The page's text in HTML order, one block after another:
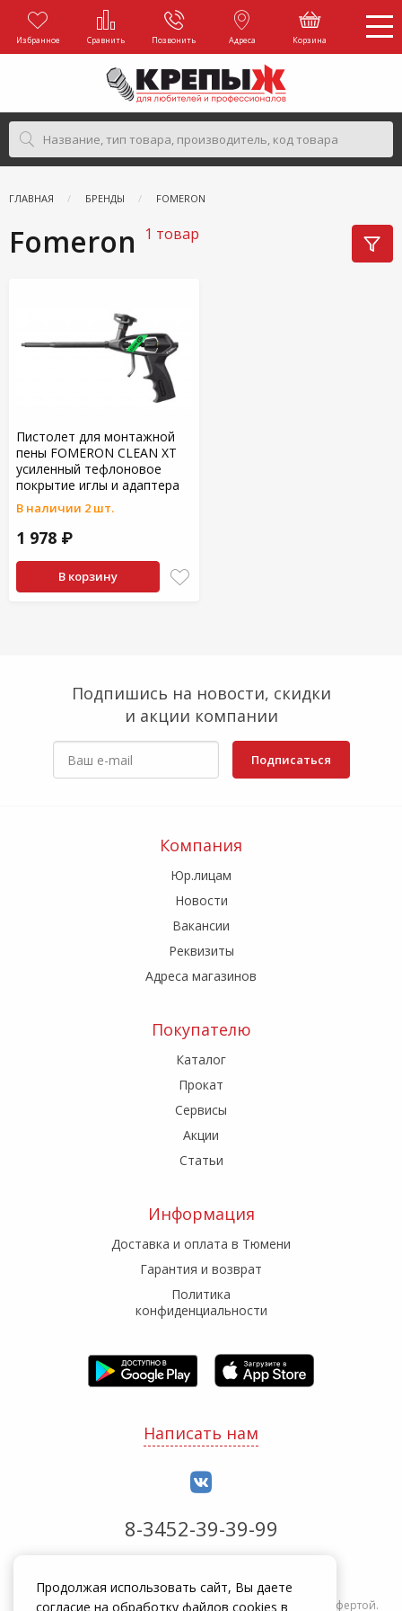
Избранное Сравнить Позвонить Адреса Корзина
ГЛАВНАЯ БРЕНДЫ FOMERON
Fomeron 1 товар
Пистолет для монтажной
пены FOMERON CLEAN XT
усиленный тефлоновое
покрытие иглы и адаптера
В наличии 2 шт.
1 978 ₽
В корзину
Подпишись на новости, скидки
и акции компании
Подписаться
Компания
Юр.лицам
Новости
Вакансии
Реквизиты
Адреса магазинов
Покупателю
Каталог
Прокат
Сервисы
Акции
Статьи
Информация
Доставка и оплата в Тюмени
Гарантия и возврат
Политика
конфиденциальности
Написать нам
8-3452-39-39-99
Информация на сайте zakrepi.ru не является публичной офертой.
Продолжая использовать сайт, Вы даете
согласие на обработку файлов cookies в